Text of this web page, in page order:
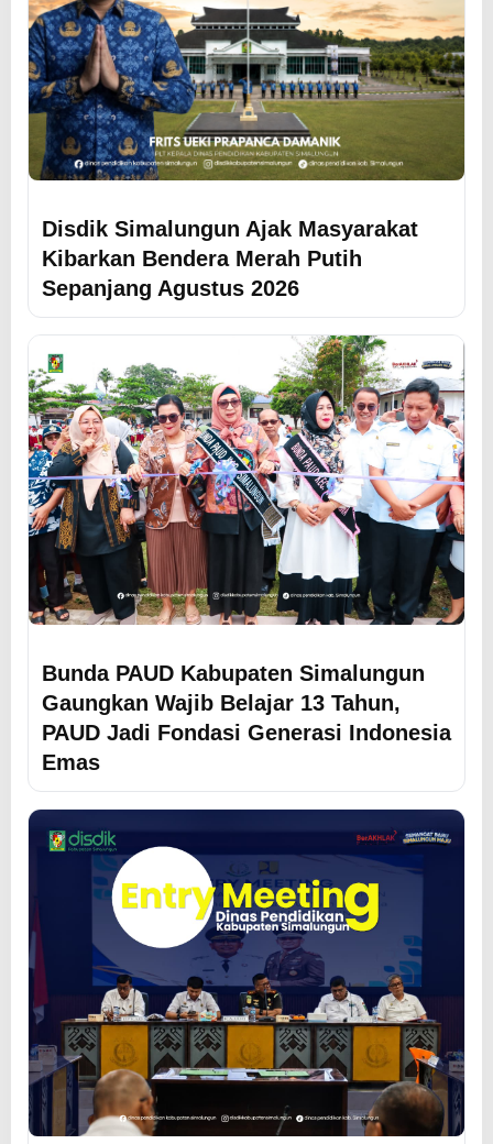
Disdik Simalungun Ajak Masyarakat
Kibarkan Bendera Merah Putih
Sepanjang Agustus 2026
Bunda PAUD Kabupaten Simalungun
Gaungkan Wajib Belajar 13 Tahun,
PAUD Jadi Fondasi Generasi Indonesia
Emas